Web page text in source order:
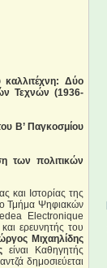
καλλιτέχνη: Δύο
Τεχνών (1936-
Β’ Παγκοσμίου
των πολιτικών
και Ιστορίας της
Τμήμα Ψηφιακών
Electronique
ερευνητής του
Μιχαηλίδης
είναι Καθηγητής
δημοσιεύεται